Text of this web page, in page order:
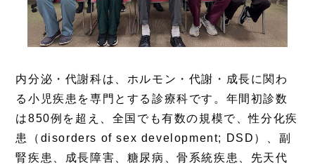
内分泌・代謝科は、ホルモン・代謝・成長に関わ
る小児疾患を専門とする診療科です。年間初診数
は850例を超え、全国でも有数の規模で、性分化疾
患（disorders of sex development; DSD）、副
腎疾患、成長障害、糖尿病、骨系統疾患、先天代